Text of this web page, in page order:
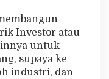
Investor atau
untuk
supaya ke
industri, dan